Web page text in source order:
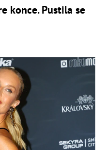
konce. Pustila se